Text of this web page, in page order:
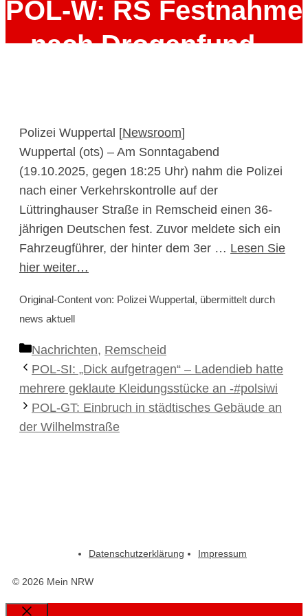
POL-W: RS Festnahme
nach Drogenfund –
Staatsanwaltschaft
und Polizei Wuppertal
21. Oktober 2025
Polizei Wuppertal [Newsroom]
Wuppertal (ots) – Am Sonntagabend
(19.10.2025, gegen 18:25 Uhr) nahm die Polizei
nach einer Verkehrskontrolle auf der
Lüttringhauser Straße in Remscheid einen 36-
jährigen Deutschen fest. Zuvor meldete sich ein
Fahrzeugführer, der hinter dem 3er … Lesen Sie
hier weiter…
Original-Content von: Polizei Wuppertal, übermittelt durch
news aktuell
Kategorien
Nachrichten, Remscheid
POL-SI: „Dick aufgetragen“ – Ladendieb hatte
mehrere geklaute Kleidungsstücke an -#polsiwi
POL-GT: Einbruch in städtisches Gebäude an
der Wilhelmstraße
Datenschutzerklärung Impressum
© 2026 Mein NRW